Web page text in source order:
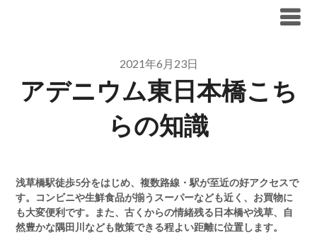
2021年6月23日
アデニウム東日本橋こち
らの知識
浅草橋駅徒歩5分をはじめ、複数路線・駅が至近の好アクセスで
す。コンビニや生鮮食品が揃うスーパーなども近く、お買物に
も大変便利です。また、古くからの情緒残る日本橋や浅草、自
然豊かな隅田川なども散策できる程よい距離に位置します。